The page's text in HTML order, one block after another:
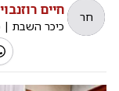
חר חיים
כיכר השבת |